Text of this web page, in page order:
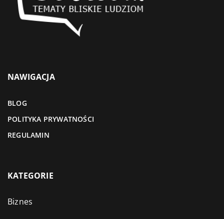
NAWIGACJA
BLOG
POLITYKA PRYWATNOŚCI
REGULAMIN
KATEGORIE
Biznes